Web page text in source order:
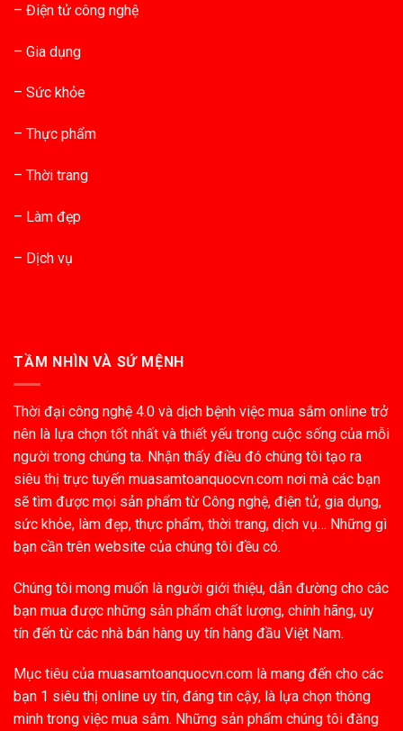
– Điện tử công nghệ
– Gia dụng
– Sức khỏe
– Thực phẩm
– Thời trang
– Làm đẹp
– Dịch vụ
TẦM NHÌN VÀ SỨ MỆNH
Thời đại công nghệ 4.0 và dịch bệnh việc mua sắm online trở
nên là lựa chọn tốt nhất và thiết yếu trong cuộc sống của mỗi
người trong chúng ta. Nhận thấy điều đó chúng tôi tạo ra
siêu thị trực tuyến muasamtoanquocvn.com nơi mà các bạn
sẽ tìm được mọi sản phẩm từ Công nghệ, điện tử, gia dụng,
sức khỏe, làm đẹp, thực phẩm, thời trang, dịch vụ… Những gì
bạn cần trên website của chúng tôi đều có.
Chúng tôi mong muốn là người giới thiệu, dẫn đường cho các
bạn mua được những sản phẩm chất lượng, chính hãng, uy
tín đến từ các nhà bán hàng uy tín hàng đầu Việt Nam.
Mục tiêu của muasamtoanquocvn.com là mang đến cho các
bạn 1 siêu thị online uy tín, đáng tin cậy, là lựa chọn thông
minh trong việc mua sắm. Những sản phẩm chúng tôi đăng